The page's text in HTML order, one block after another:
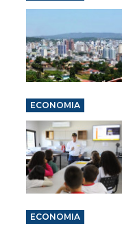
ECONOMIA
ECONOMIA